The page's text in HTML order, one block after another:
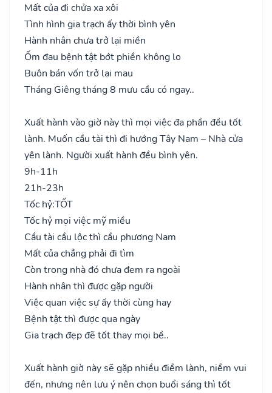
Mất của đi chửa xa xôi
Tình hình gia trạch ấy thời bình yên
Hành nhân chưa trở lại miền
Ốm đau bệnh tật bớt phiền không lo
Buôn bán vốn trở lại mau
Tháng Giêng tháng 8 mưu cầu có ngay..
Xuất hành vào giờ này thì mọi việc đa phần đều tốt
lành. Muốn cầu tài thì đi hướng Tây Nam – Nhà cửa
yên lành. Người xuất hành đều bình yên.
9h-11h
21h-23h
Tốc hỷ:TỐT
Tốc hỷ mọi việc mỹ miều
Cầu tài cầu lộc thì cầu phương Nam
Mất của chẳng phải đi tìm
Còn trong nhà đó chưa đem ra ngoài
Hành nhân thì được gặp người
Việc quan việc sự ấy thời cùng hay
Bệnh tật thì được qua ngày
Gia trạch đẹp đẽ tốt thay mọi bề..
Xuất hành giờ này sẽ gặp nhiều điềm lành, niềm vui
đến, nhưng nên lưu ý nên chọn buổi sáng thì tốt